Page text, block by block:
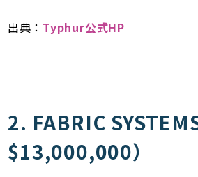
出典： Typhur公式HP
2. FABRIC
$13,000,000）